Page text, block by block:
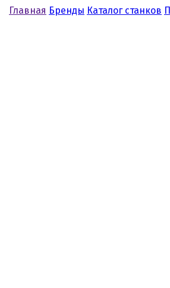
Главная Бренды Каталог станков